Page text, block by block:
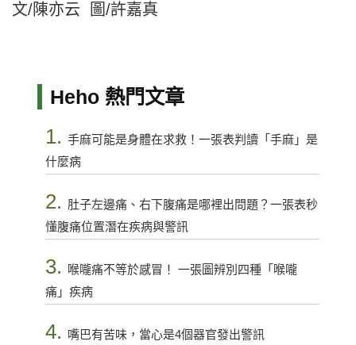
文/陳亦云 圖/許嘉真
Heho 熱門文章
1. 手麻可能是身體在求救！一張表判讀「手麻」是
什麼病
2. 肚子左邊痛、右下腹痛是哪裡出問題？一張表秒
懂腹痛位置潛在疾病與警訊
3.
喉嚨痛不等於感冒！ 一張圖辨別四種「喉嚨
痛」疾病
4. 嘴巴有苦味，當心是4個器官發出警訊